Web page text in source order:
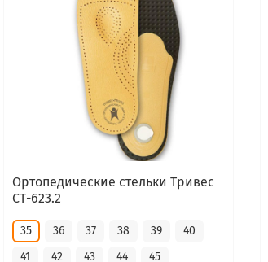
Ортопедические стельки Тривес
СТ-623.2
35 36 37 38 39
40
41
42 43 44 45